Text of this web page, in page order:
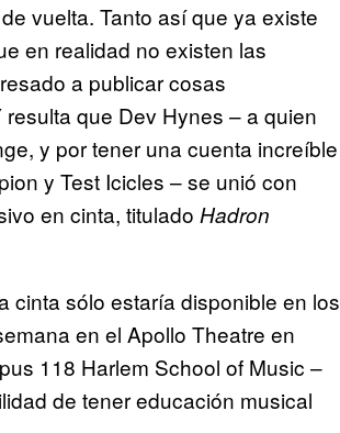
vuelta. Tanto así que ya existe
en realidad no existen las
a publicar cosas
que Dev Hynes – a quien
y por tener una cuenta increíble
y Test Icicles – se unió con
en cinta, titulado Hadron
cinta sólo estaría disponible en los
en el Apollo Theatre en
118 Harlem School of Music –
de tener educación musical